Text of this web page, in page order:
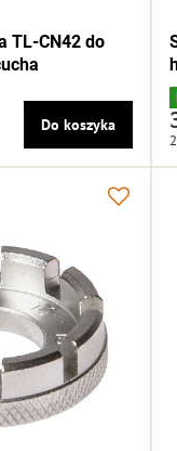
TL-CN42 do
Do koszyka